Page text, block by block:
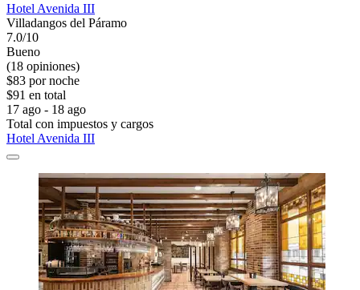
Hotel Avenida III
Villadangos del Páramo
7.0/10
Bueno
(18 opiniones)
$83 por noche
$91 en total
17 ago - 18 ago
Total con impuestos y cargos
Hotel Avenida III